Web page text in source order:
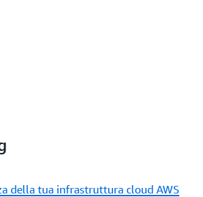
della tua infrastruttura cloud AWS